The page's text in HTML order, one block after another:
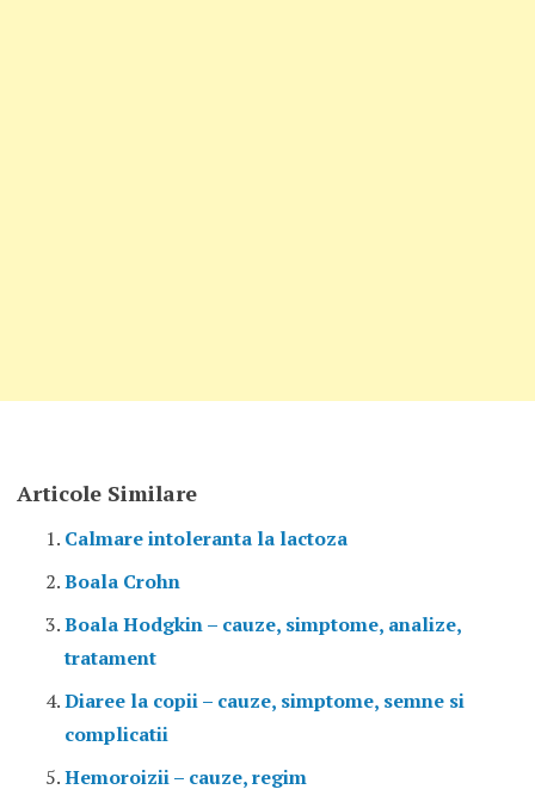
Articole Similare
Calmare intoleranta la lactoza
Boala Crohn
Boala Hodgkin – cauze, simptome, analize,
tratament
Diaree la copii – cauze, simptome, semne si
complicatii
Hemoroizii – cauze, regim